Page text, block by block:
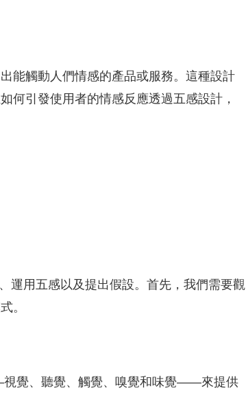
能觸動人們情感的產品或服務。這種設計
何引發使用者的情感反應透過五感設計，
運用五感以及提出假設。首先，我們需要觀
。
覺、聽覺、觸覺、嗅覺和味覺——來提供